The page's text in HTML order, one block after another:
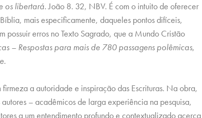
os libertará.João 8. 32, NBV. É com o intuito de oferecer
mais especificamente, daqueles pontos difíceis,
possuir erros no Texto Sagrado, que a Mundo Cristão
– Respostas para mais de 780 passagens polêmicas,
.
a autoridade e inspiração das Escrituras. Na obra,
– acadêmicos de larga experiência na pesquisa,
a um entendimento profundo e contextualizado acerca